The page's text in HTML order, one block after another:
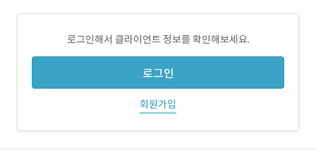
로그인해서 클라이언트 정보를 확인해보세요.
로그인
회원가입